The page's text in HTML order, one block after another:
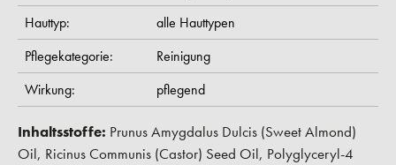
Hauttyp:
alle Hauttypen
Pflegekategorie:
Reinigung
Wirkung:
pflegend
Inhaltsstoffe: Prunus Amygdalus Dulcis (Sweet Almond)
Oil, Ricinus Communis (Castor) Seed Oil, Polyglyceryl-4